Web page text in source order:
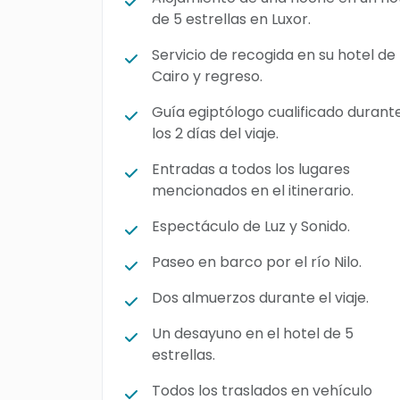
de 5 estrellas en Luxor.
Servicio de recogida en su hotel de
Cairo y regreso.
Guía egiptólogo cualificado
los 2 días del viaje.
Entradas a todos los lugares
mencionados en el itinerario.
Espectáculo de Luz y Sonido.
Paseo en barco por el río Nilo.
Dos almuerzos durante el viaje.
Un desayuno en el hotel de 5
estrellas.
Todos los traslados en vehículo